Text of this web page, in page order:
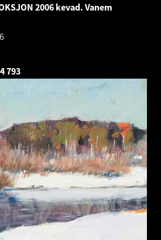
2006 kevad. Vanem
4 793